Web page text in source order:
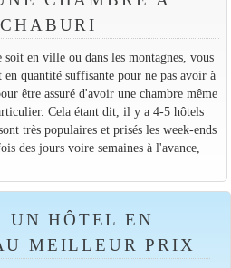
en ville ou dans les montagnes, vous
quantité suffisante pour ne pas avoir à
être assuré d'avoir une chambre même
Cela étant dit, il y a 4-5 hôtels
très populaires et prisés les week-ends
des jours voire semaines à l'avance,
UN HÔTEL EN
MEILLEUR PRIX